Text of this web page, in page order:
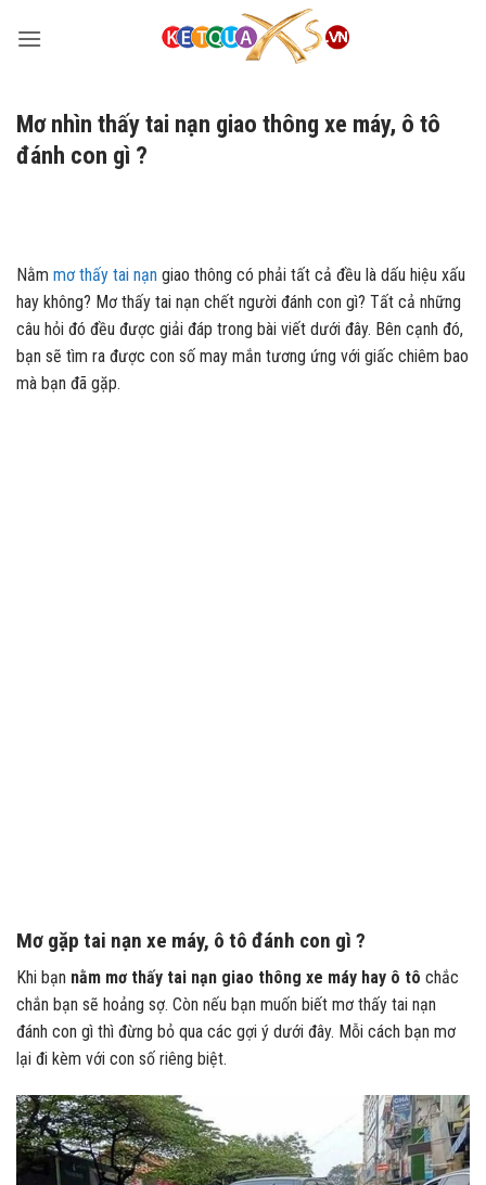
qua
Mơ nhìn thấy tai nạn giao thông xe máy, ô tô
đánh con gì ?
Nằm mơ thấy tai nạn giao thông có phải tất cả đều là dấu hiệu xấu
hay không? Mơ thấy tai nạn chết người đánh con gì? Tất cả những
câu hỏi đó đều được giải đáp trong bài viết dưới đây. Bên cạnh đó,
bạn sẽ tìm ra được con số may mắn tương ứng với giấc chiêm bao
mà bạn đã gặp.
Mơ gặp tai nạn xe máy, ô tô đánh con gì ?
Khi bạn nằm mơ thấy tai nạn giao thông xe máy hay ô tô chắc
chắn bạn sẽ hoảng sợ. Còn nếu bạn muốn biết mơ thấy tai nạn
đánh con gì thì đừng bỏ qua các gợi ý dưới đây. Mỗi cách bạn mơ
lại đi kèm với con số riêng biệt.